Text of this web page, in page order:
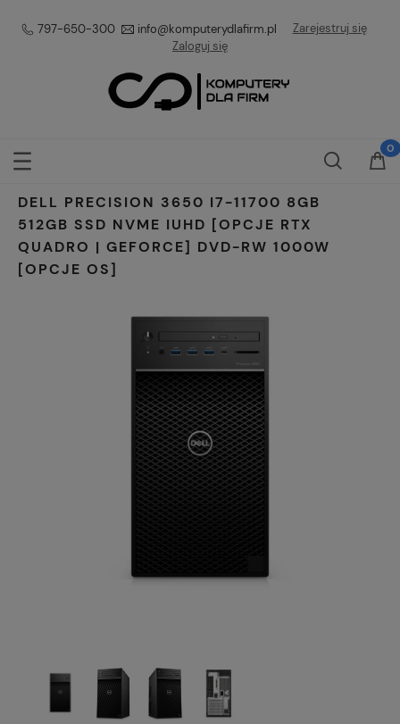
797-650-300 info@komputerydlafirm.pl
Zarejestruj się
Zaloguj się
DELL PRECISION 3650 I7-11700 8GB
512GB SSD NVME IUHD [OPCJE RTX
QUADRO | GEFORCE] DVD-RW 1000W
[OPCJE OS]